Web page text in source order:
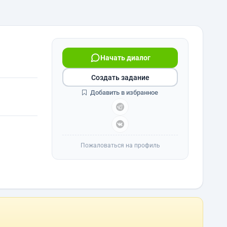
Начать диалог
Создать задание
Добавить в избранное
Пожаловаться на профиль